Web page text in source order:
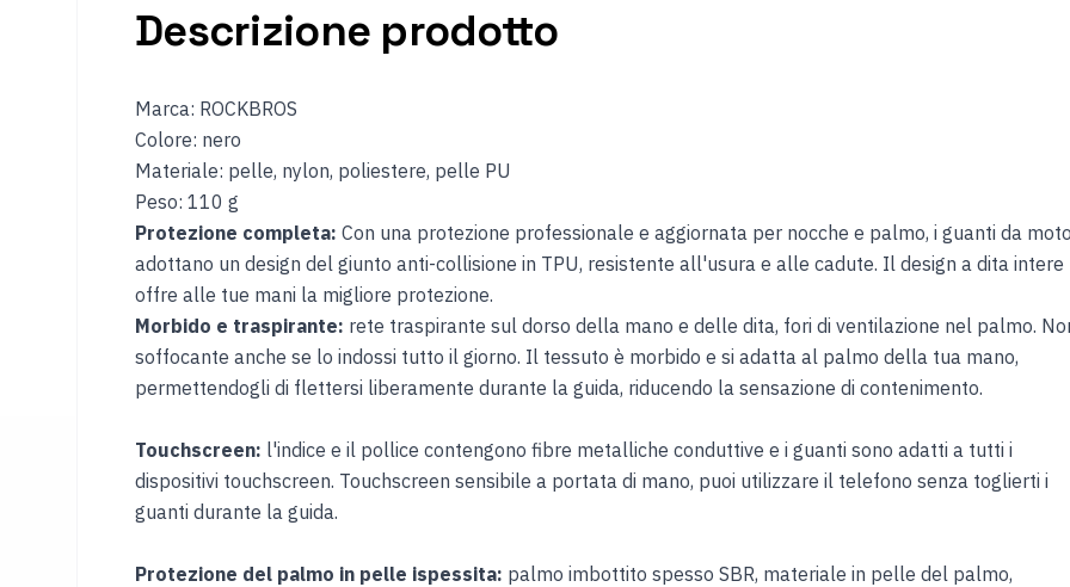
Descrizione prodotto
Marca: ROCKBROS
Colore: nero
Materiale: pelle, nylon, poliestere, pelle PU
Peso: 110 g
Protezione completa: Con una protezione professionale e aggiornata per nocche e palmo, i guanti da
adottano un design del giunto anti-collisione in TPU, resistente all'usura e alle cadute. Il design a dita intere
offre alle tue mani la migliore protezione.
Morbido e traspirante: rete traspirante sul dorso della mano e delle dita, fori di ventilazione nel palmo.
soffocante anche se lo indossi tutto il giorno. Il tessuto è morbido e si adatta al palmo della tua mano,
permettendogli di flettersi liberamente durante la guida, riducendo la sensazione di contenimento.
Touchscreen: l'indice e il pollice contengono fibre metalliche conduttive e i guanti sono adatti a tutti i
dispositivi touchscreen. Touchscreen sensibile a portata di mano, puoi utilizzare il telefono senza toglierti i
guanti durante la guida.
Protezione del palmo in pelle ispessita: palmo imbottito spesso SBR, materiale in pelle del palmo,